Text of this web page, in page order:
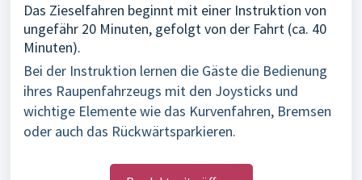
Das Zieselfahren beginnt mit einer Instruktion von
ungefähr 20 Minuten, gefolgt von der Fahrt (ca. 40
Minuten).
Bei der Instruktion lernen die Gäste die Bedienung
ihres Raupenfahrzeugs mit den Joysticks und
wichtige Elemente wie das Kurvenfahren, Bremsen
oder auch das Rückwärtsparkieren.